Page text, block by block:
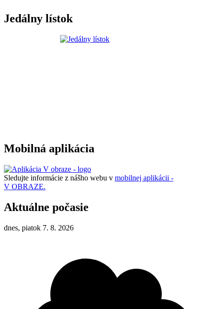
Jedálny lístok
Mobilná aplikácia
Sledujte informácie z nášho webu v mobilnej aplikácii -
V OBRAZE.
Aktuálne počasie
dnes, piatok 7. 8. 2026